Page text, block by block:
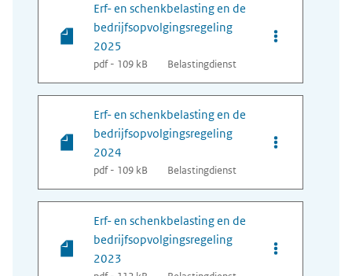
Erf- en schenkbelasting en de
bedrijfsopvolgingsregeling
2025
pdf - 109 kB Belastingdienst
Opties van
Erf- en schenkbelasting en de
bedrijfsopvolgingsregeling
2024
pdf - 109 kB Belastingdienst
Opties van
Erf- en schenkbelasting en de
bedrijfsopvolgingsregeling
2023
Opties van